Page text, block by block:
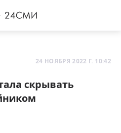
24 НОЯБРЯ 2022 Г. 10:42
скрывать